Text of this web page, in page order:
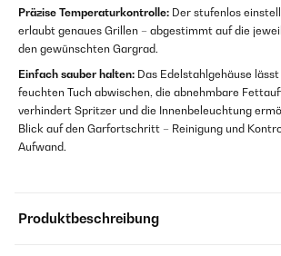
Präzise Temperaturkontrolle: Der stufenlos
erlaubt genaues Grillen – abgestimmt auf die
den gewünschten Gargrad.
Einfach sauber halten: Das Edelstahlgehäuse
feuchten Tuch abwischen, die abnehmbare
verhindert Spritzer und die Innenbeleuchtung
Blick auf den Garfortschritt – Reinigung und
Aufwand.
Produktbeschreibung